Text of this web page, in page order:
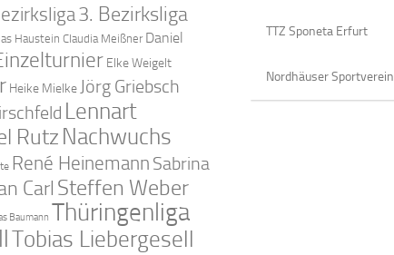
3. Bezirksliga
Haustein Claudia Meißner Daniel
Elke Weigelt
Heike Mielke Jörg Griebsch
Lennart
Rutz Nachwuchs
René Heinemann Sabrina
Carl Steffen Weber
Baumann Thüringenliga
Tobias Liebergesell
TTZ Sponeta Erfurt
Nordhäuser Sportverein